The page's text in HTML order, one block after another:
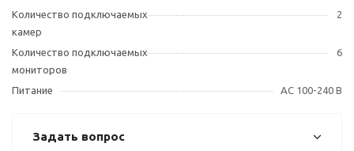
Количество подключаемых
камер
2
Количество подключаемых
мониторов
6
Питание AC 100-240 В
Задать вопрос